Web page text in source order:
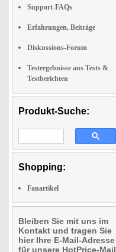
Support-FAQs
Erfahrungen, Beiträge
Diskussions-Forum
Testergebnisse aus Tests &
Testberichten
Produkt-Suche:
Shopping:
Fanartikel
Bleiben Sie mit uns im
Kontakt und tragen Sie
hier Ihre E-Mail-Adresse
für unsere HotPrice-Mail